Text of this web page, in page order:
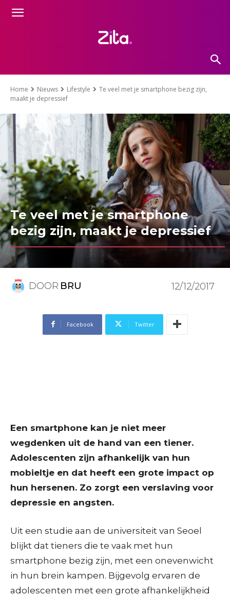
Home Nieuws Lifestyle
Te veel met je smartphone bezig zijn,
maakt je depressief
Te veel met je smartphone
bezig zijn, maakt je depressief
DOOR BRU 12/12/2017
Facebook Twitter
Een smartphone kan je niet meer
wegdenken uit de hand van een tiener.
Adolescenten zijn afhankelijk van hun
mobieltje en dat heeft een grote impact op
hun hersenen. Zo zorgt een verslaving voor
depressie en angsten.
Uit een studie aan de universiteit van Seoel
blijkt dat tieners die te vaak met hun
smartphone bezig zijn, met een onevenwicht
in hun brein kampen. Bijgevolg ervaren de
adolescenten met een grote afhankelijkheid